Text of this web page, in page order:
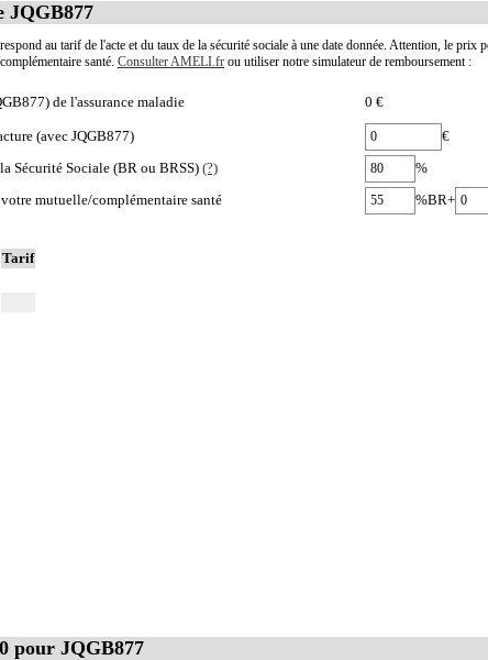
JQGB877
au tarif de l'acte et du taux de la sécurité sociale à une date donnée. Attention, le
santé. Consulter AMELI.fr ou utiliser notre simulateur de remboursement :
de l'assurance maladie 0 €
(avec JQGB877)
€
Sécurité Sociale (BR ou BRSS) (?)
%
mutuelle/complémentaire santé
%BR+
Tarif
pour JQGB877